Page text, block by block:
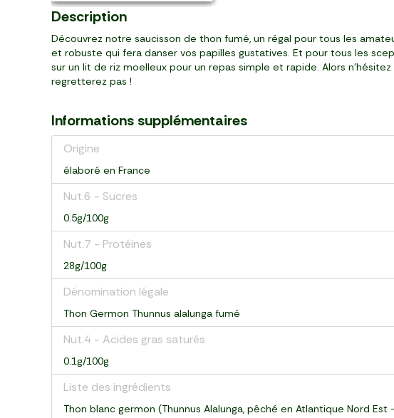
Description
Découvrez notre saucisson de thon fumé, un régal pour tous les
et robuste qui fera danser vos papilles gustatives. Et pour tous les
sur un lit de riz moelleux pour un repas simple et rapide. Alors
regretterez pas !
Informations supplémentaires
Origine
élaboré en France
Nut.6 - Sucres
0.5g/100g
Nut.7 - Protéines
28g/100g
Dénomination légale
Thon Germon Thunnus alalunga fumé
Nut.4 - Acides gras saturés
0.1g/100g
Liste des ingrédients
Thon blanc germon (Thunnus Alalunga, pêché en Atlantique Nord Est